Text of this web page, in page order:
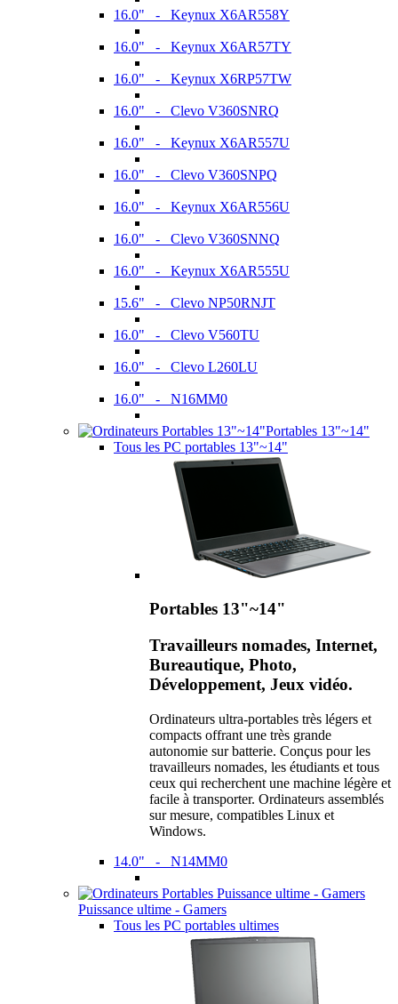
16.0" - Keynux X6AR558Y
16.0" - Keynux X6AR57TY
16.0" - Keynux X6RP57TW
16.0" - Clevo V360SNRQ
16.0" - Keynux X6AR557U
16.0" - Clevo V360SNPQ
16.0" - Keynux X6AR556U
16.0" - Clevo V360SNNQ
16.0" - Keynux X6AR555U
15.6" - Clevo NP50RNJT
16.0" - Clevo V560TU
16.0" - Clevo L260LU
16.0" - N16MM0
Portables 13"~14"
Tous les PC portables 13"~14"
Portables 13"~14"
Travailleurs nomades, Internet,
Bureautique, Photo,
Développement, Jeux vidéo.
Ordinateurs ultra-portables très légers et
compacts offrant une très grande
autonomie sur batterie. Conçus pour les
travailleurs nomades, les étudiants et tous
ceux qui recherchent une machine légère et
facile à transporter. Ordinateurs assemblés
sur mesure, compatibles Linux et
Windows.
14.0" - N14MM0
Puissance ultime - Gamers
Tous les PC portables ultimes